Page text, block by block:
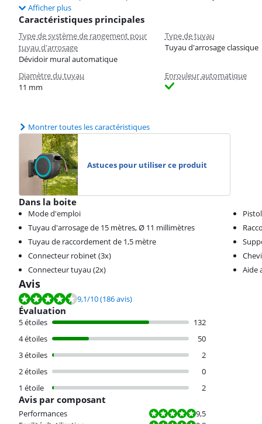
Afficher plus
Caractéristiques principales
Type de système de rangement pour
tuyau d'arrosage
Dévidoir mural automatique
Type de tuyau
Tuyau d'arrosage classique
Diamètre du tuyau
11 mm
Enrouleur automatique
Montrer toutes les caractéristiques
Astuces pour utiliser ce produit
Dans la boite
Mode d'emploi
Tuyau d'arrosage de 15 mètres, Ø 11 millimètres
Tuyau de raccordement de 1,5 mètre
Connecteur robinet (3x)
Connecteur tuyau (2x)
Aide
Avis
La note est de 9,1 sur 10, basée sur 186 avis.
9,1/10(186 avis)
Évaluation
5 étoiles
132
4 étoiles
50
3 étoiles
2
2 étoiles
0
1 étoile
2
Avis par composant
Performances
La note est 9,5 sur 10.
9,5